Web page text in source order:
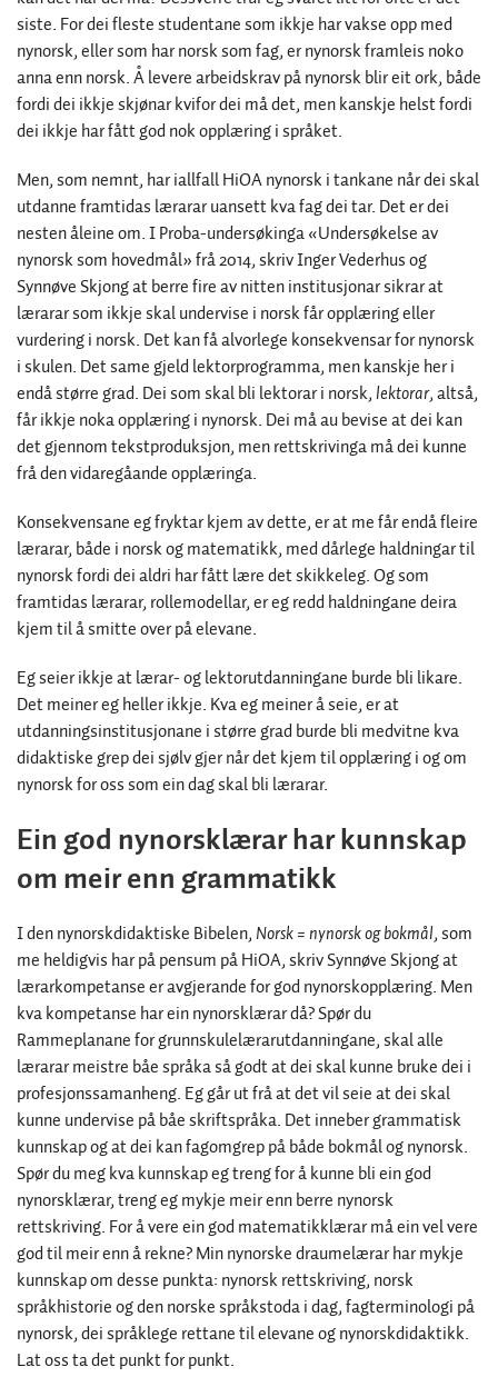
siste. For dei fleste studentane som ikkje har vakse opp med
nynorsk, eller som har norsk som fag, er nynorsk framleis noko
anna enn norsk. Å levere arbeidskrav på nynorsk blir eit ork, både
fordi dei ikkje skjønar kvifor dei må det, men kanskje helst fordi
dei ikkje har fått god nok opplæring i språket.
Men, som nemnt, har iallfall HiOA nynorsk i tankane når dei skal
utdanne framtidas lærarar uansett kva fag dei tar. Det er dei
nesten åleine om. I Proba-undersøkinga «Undersøkelse av
nynorsk som hovedmål» frå 2014, skriv Inger Vederhus og
Synnøve Skjong at berre fire av nitten institusjonar sikrar at
lærarar som ikkje skal undervise i norsk får opplæring eller
vurdering i norsk. Det kan få alvorlege konsekvensar for nynorsk
i skulen. Det same gjeld lektorprogramma, men kanskje her i
endå større grad. Dei som skal bli lektorar i norsk,lektorar, altså,
får ikkje noka opplæring i nynorsk. Dei må au bevise at dei kan
det gjennom tekstproduksjon, men rettskrivinga må dei kunne
frå den vidaregåande opplæringa.
Konsekvensane eg fryktar kjem av dette, er at me får endå fleire
lærarar, både i norsk og matematikk, med dårlege haldningar til
nynorsk fordi dei aldri har fått lære det skikkeleg. Og som
framtidas lærarar, rollemodellar, er eg redd haldningane deira
kjem til å smitte over på elevane.
Eg seier ikkje at lærar- og lektorutdanningane burde bli likare.
Det meiner eg heller ikkje. Kva eg meiner å seie, er at
utdanningsinstitusjonane i større grad burde bli medvitne kva
didaktiske grep dei sjølv gjer når det kjem til opplæring i og om
nynorsk for oss som ein dag skal bli lærarar.
Ein god nynorsklærar har kunnskap
om meir enn grammatikk
I den nynorskdidaktiske Bibelen, Norsk = nynorsk og bokmål, som
me heldigvis har på pensum på HiOA, skriv Synnøve Skjong at
lærarkompetanse er avgjerande for god nynorskopplæring. Men
kva kompetanse har ein nynorsklærar då? Spør du
Rammeplanane for grunnskulelærarutdanningane, skal alle
lærarar meistre båe språka så godt at dei skal kunne bruke dei i
profesjonssamanheng. Eg går ut frå at det vil seie at dei skal
kunne undervise på båe skriftspråka. Det inneber grammatisk
kunnskap og at dei kan fagomgrep på både bokmål og nynorsk.
Spør du meg kva kunnskap eg treng for å kunne bli ein god
nynorsklærar, treng eg mykje meir enn berre nynorsk
rettskriving. For å vere ein god matematikklærar må ein vel vere
god til meir enn å rekne? Min nynorske draumelærar har mykje
kunnskap om desse punkta: nynorsk rettskriving, norsk
språkhistorie og den norske språkstoda i dag, fagterminologi på
nynorsk, dei språklege rettane til elevane og nynorskdidaktikk.
Lat oss ta det punkt for punkt.